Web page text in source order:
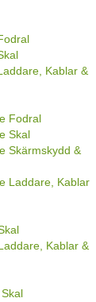
Kablar &
Fodral
Skal
Skärmskydd &
Laddare, Kablar
Kablar &